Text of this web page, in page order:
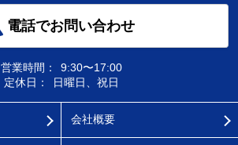
電話でお問い合わせ
営業時間：
9:30〜17:00
定休日：
日曜日、祝日
会社概要